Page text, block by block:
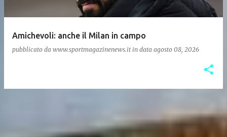
Amichevoli: anche il Milan in campo
pubblicato da www.sportmagazinenews.it in data agosto 08, 2026